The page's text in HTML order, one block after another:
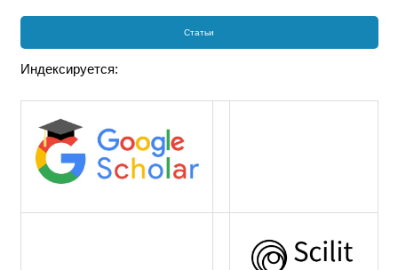
Статьи
Индексируется: